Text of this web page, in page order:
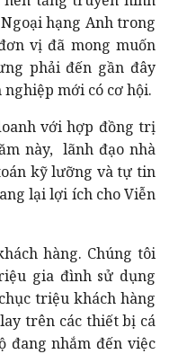
hạng Anh trong
vị đã mong muốn
phải đến gần đây
mới có cơ hội.
với hợp đồng trị
này, lãnh đạo nhà
kỹ lưỡng và tự tin
lại lợi ích cho Viễn
hàng. Chúng tôi
gia đình sử dụng
triệu khách hàng
trên các thiết bị cá
đang nhắm đến việc